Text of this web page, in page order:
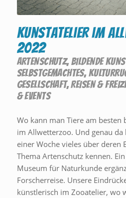
Kunstatelier im
2022
ARTENSCHUTZ,BILDENDE
SELBSTGEMACHTES,
GESELLSCHAFT,REISEN &
& EVENTS
Wo kann man Tiere am besten
im Allwetterzoo. Und genau
einer Woche vieles über deren
Thema Artenschutz kennen.
Museum für Naturkunde
Forscherreise. Unsere
künstlerisch im Zooatelier, wo